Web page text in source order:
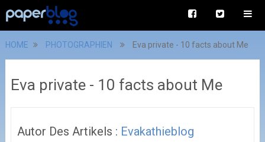
HOME PHOTOGRAPHIEN Eva private - 10 facts about Me
Eva private - 10 facts about Me
Autor Des Artikels : Evakathieblog